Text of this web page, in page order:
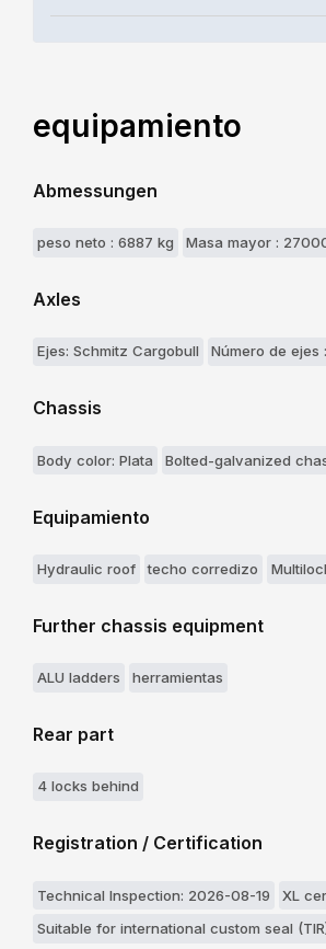
equipamiento
Abmessungen
peso neto : 6887 kg Masa mayor :
Axles
Ejes: Schmitz Cargobull Número de ejes
Chassis
Body color: Plata Bolted-galvanized
Equipamiento
Hydraulic roof techo corredizo
Further chassis equipment
ALU ladders herramientas
Rear part
4 locks behind
Registration / Certification
Technical Inspection: 2026-08-19
XL
Suitable for international custom seal